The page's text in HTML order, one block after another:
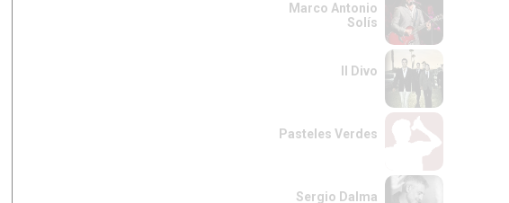
Marco Antonio
Solís
Il Divo
Pasteles Verdes
Sergio Dalma